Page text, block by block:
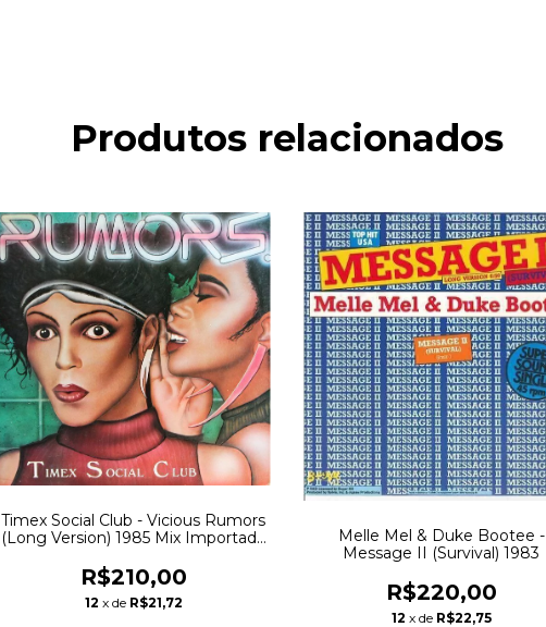
Produtos relacionados
Timex Social Club - Vicious Rumors
(Long Version) 1985 Mix Importado
R$210,00
12 x de R$21,72
Melle Mel & Duke Bootee -
Message II (Survival) 1983
R$220,00
12 x de R$22,75